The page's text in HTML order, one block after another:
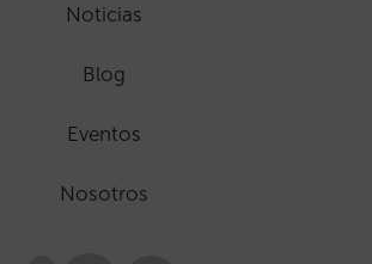
Noticias
Blog
Eventos
Nosotros